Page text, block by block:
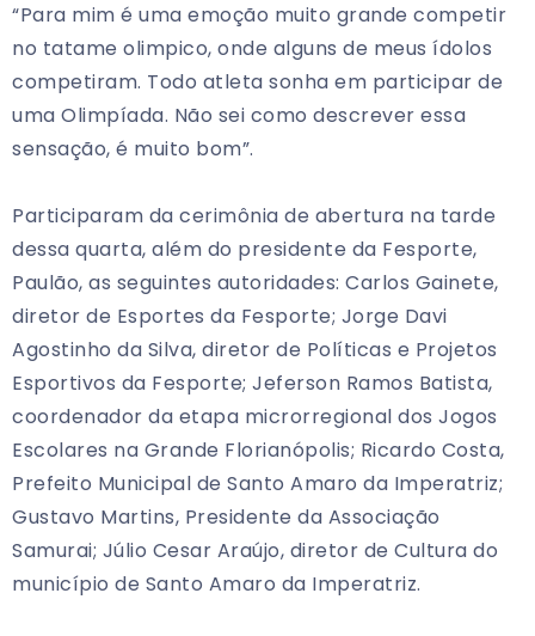
“Para mim é uma emoção muito grande competir
no tatame olimpico, onde alguns de meus ídolos
competiram. Todo atleta sonha em participar de
uma Olimpíada. Não sei como descrever essa
sensação, é muito bom”.
Participaram da cerimônia de abertura na tarde
dessa quarta, além do presidente da Fesporte,
Paulão, as seguintes autoridades: Carlos Gainete,
diretor de Esportes da Fesporte; Jorge Davi
Agostinho da Silva, diretor de Políticas e Projetos
Esportivos da Fesporte; Jeferson Ramos Batista,
coordenador da etapa microrregional dos Jogos
Escolares na Grande Florianópolis; Ricardo Costa,
Prefeito Municipal de Santo Amaro da Imperatriz;
Gustavo Martins, Presidente da Associação
Samurai; Júlio Cesar Araújo, diretor de Cultura do
município de Santo Amaro da Imperatriz.